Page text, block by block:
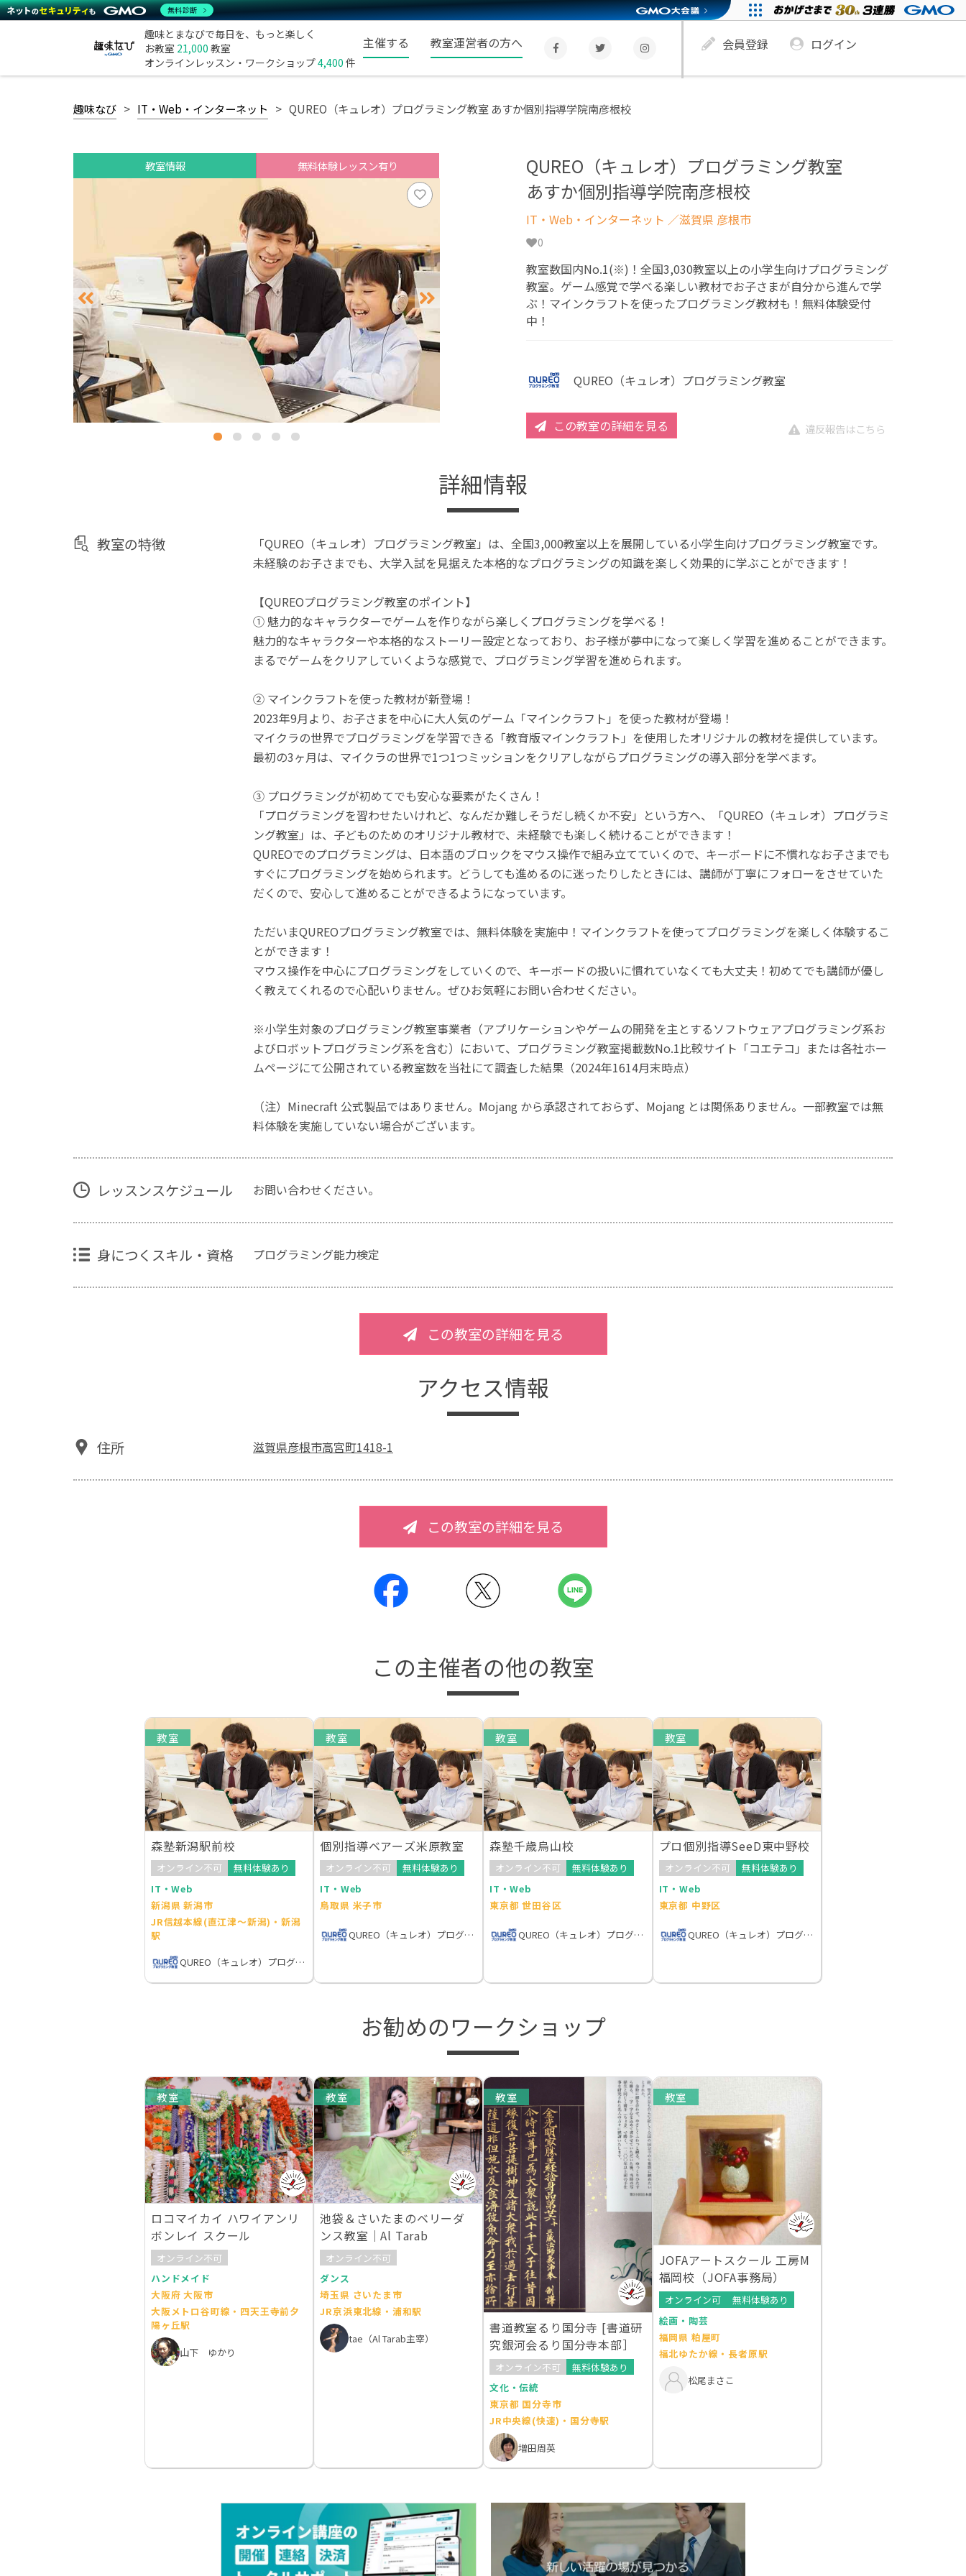
趣味とまなびで毎日を、もっと楽しく
お教室 21,000 教室
オンラインレッスン・ワークショップ4,400 件
主催する 教室運営者の方へ 会員登録 ログイン
趣味なび IT・Web・インターネット QUREO（キュレオ）プログラミング教室 あすか個別指導学院南彦根校
教室情報 無料体験レッスン有り
QUREO（キュレオ）プログラミング教室
あすか個別指導学院南彦根校
IT・Web・インターネット ／滋賀県 彦根市
0
教室数国内No.1(※)！全国3,030教室以上の小学生向けプログラミング
教室。ゲーム感覚で学べる楽しい教材でお子さまが自分から進んで学
ぶ！マインクラフトを使ったプログラミング教材も！無料体験受付
中！
QUREO（キュレオ）プログラミング教室
この教室の詳細を見る 違反報告はこちら
詳細情報
教室の特徴
「QUREO（キュレオ）プログラミング教室」は、全国3,000教室以上を展開している小学生向けプログラミング教室です。
未経験のお子さまでも、大学入試を見据えた本格的なプログラミングの知識を楽しく効果的に学ぶことができます！
【QUREOプログラミング教室のポイント】
① 魅力的なキャラクターでゲームを作りながら楽しくプログラミングを学べる！
魅力的なキャラクターや本格的なストーリー設定となっており、お子様が夢中になって楽しく学習を進めることができます。
まるでゲームをクリアしていくような感覚で、プログラミング学習を進められます。
② マインクラフトを使った教材が新登場！
2023年9月より、お子さまを中心に大人気のゲーム「マインクラフト」を使った教材が登場！
マイクラの世界でプログラミングを学習できる「教育版マインクラフト」を使用したオリジナルの教材を提供しています。
最初の3ヶ月は、マイクラの世界で1つ1つミッションをクリアしながらプログラミングの導入部分を学べます。
③ プログラミングが初めてでも安心な要素がたくさん！
「プログラミングを習わせたいけれど、なんだか難しそうだし続くか不安」という方へ、「QUREO（キュレオ）プログラミ
ング教室」は、子どものためのオリジナル教材で、未経験でも楽しく続けることができます！
QUREOでのプログラミングは、日本語のブロックをマウス操作で組み立てていくので、キーボードに不慣れなお子さまでも
すぐにプログラミングを始められます。どうしても進めるのに迷ったりしたときには、講師が丁寧にフォローをさせていた
だくので、安心して進めることができるようになっています。
ただいまQUREOプログラミング教室では、無料体験を実施中！マインクラフトを使ってプログラミングを楽しく体験するこ
とができます！
マウス操作を中心にプログラミングをしていくので、キーボードの扱いに慣れていなくても大丈夫！初めてでも講師が優し
く教えてくれるので心配いりません。ぜひお気軽にお問い合わせください。
※小学生対象のプログラミング教室事業者（アプリケーションやゲームの開発を主とするソフトウェアプログラミング系お
よびロボットプログラミング系を含む）において、プログラミング教室掲載数No.1比較サイト「コエテコ」または各社ホー
ムページにて公開されている教室数を当社にて調査した結果（2024年1614月末時点）
（注）Minecraft 公式製品ではありません。Mojang から承認されておらず、Mojang とは関係ありません。一部教室では無
料体験を実施していない場合がございます。
レッスンスケジュール お問い合わせください。
身につくスキル・資格 プログラミング能力検定
この教室の詳細を見る
アクセス情報
住所 滋賀県彦根市高宮町1418-1
この教室の詳細を見る
この主催者の他の教室
教室
森塾新潟駅前校
オンライン不可
無料体験あり
IT・Web
新潟県 新潟市
JR信越本線(直江津～新潟)・新潟
駅
QUREO（キュレオ）プログラミング教室
教室
個別指導ベアーズ米原教室
オンライン不可
無料体験あり
IT・Web
鳥取県 米子市
QUREO（キュレオ）プログラミング教室
教室
森塾千歳烏山校
オンライン不可
無料体験あり
IT・Web
東京都 世田谷区
QUREO（キュレオ）プログラミング教室
教室
プロ個別指導SeeD東中野校
オンライン不可
無料体験あり
IT・Web
東京都 中野区
QUREO（キュレオ）プログラミング教室
お勧めのワークショップ
教室
ロコマイカイ ハワイアンリ
ボンレイ スクール
オンライン不可
ハンドメイド
大阪府 大阪市
大阪メトロ谷町線・四天王寺前夕
陽ヶ丘駅
山下 ゆかり
教室
池袋＆さいたまのベリーダ
ンス教室｜Al Tarab
オンライン不可
ダンス
埼玉県 さいたま市
JR京浜東北線・浦和駅
tae（Al Tarab主宰）
教室
書道教室るり国分寺 [書道研
究銀河会るり国分寺本部］
オンライン不可
無料体験あり
文化・伝統
東京都 国分寺市
JR中央線(快速)・国分寺駅
増田周英
教室
JOFAアートスクール 工房M
福岡校（JOFA事務局）
オンライン可
無料体験あり
絵画・陶芸
福岡県 粕屋町
福北ゆたか線・長者原駅
松尾まさこ
無料診断